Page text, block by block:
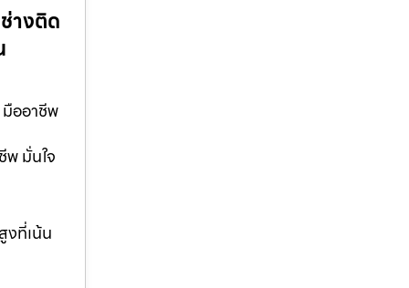
างติด
ออาชีพ
พ มั่นใจ
งที่เน้น